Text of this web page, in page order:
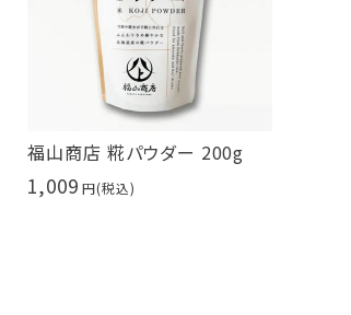
福山商店 糀パウダー 200g
1,009